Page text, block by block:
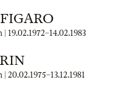
| 19.02.1972–14.02.1983
| 20.02.1975–13.12.1981